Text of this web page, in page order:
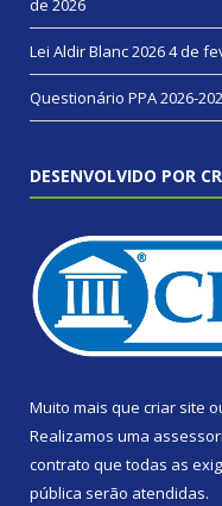
de 2026
Lei Aldir Blanc 20264 de
Questionário PPA 2026-
DESENVOLVIDO POR
Muito mais que criar site
Realizamos uma
contrato que todas as
pública serão atendidas.